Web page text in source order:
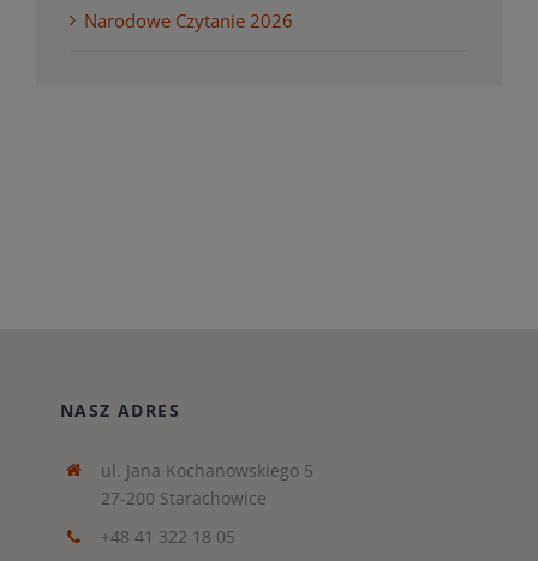
Narodowe Czytanie 2026
NASZ ADRES
ul. Jana Kochanowskiego 5
27-200 Starachowice
+48 41 322 18 05